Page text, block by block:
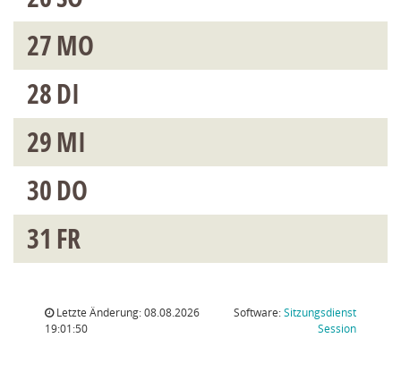
27MO
28DI
29MI
30DO
31 FR
Letzte Änderung: 08.08.2026
19:01:50
Software:Sitzungsdienst
Session(Wird in